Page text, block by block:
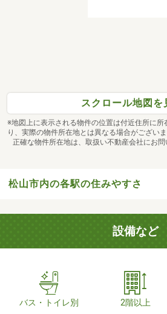
スクロール地図を
※地図上に表示される物件の位置は付近住所に所
り、実際の物件所在地とは異なる場合がございま
正確な物件所在地は、取扱い不動産会社にお問
松山市内の各駅の住みやすさ
設備など
バス・トイレ別 2階以上